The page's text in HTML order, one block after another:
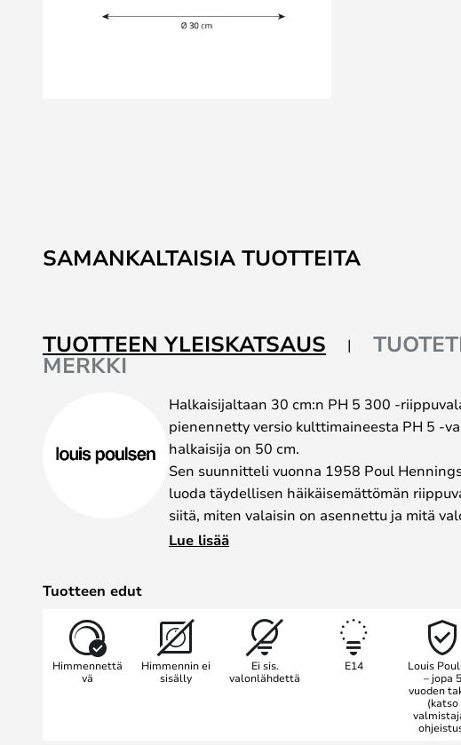
images
SAMANKALTAISIA TUOTTEITA
TUOTTEEN YLEISKATSAUS
MERKKI
Halkaisijaltaan 30 cm:n PH 5 300 -
pienennetty versio kulttimaineesta PH 5 -
halkaisija on 50 cm.
Sen suunnitteli vuonna 1958 Poul
luoda täydellisen häikäisemättömän
siitä, miten valaisin on asennettu ja mitä
valaisin ei häikäise.
kauniita värejä jokaiseen Raumgestaltiin.
väri muodostaa kontrastin muihin
Lue lisää
Tuotteen edut
Himmennettä
vä
Himmennin ei
sisälly
Ei sis.
valonlähdettä
E14
Louis
– jopa 5
vuoden
(katso